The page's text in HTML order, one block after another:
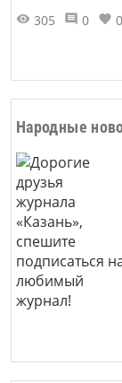
305
0 0
Народные